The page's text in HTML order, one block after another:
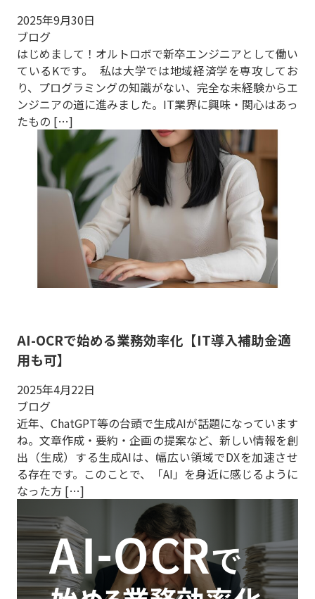
2025年9月30日
ブログ
はじめまして！オルトロボで新卒エンジニアとして働い
ているKです。 私は大学では地域経済学を専攻してお
り、プログラミングの知識がない、完全な未経験からエ
ンジニアの道に進みました。IT業界に興味・関心はあっ
たもの […]
AI-OCRで始める業務効率化【IT導入補助金適
用も可】
2025年4月22日
ブログ
近年、ChatGPT等の台頭で生成AIが話題になっています
ね。文章作成・要約・企画の提案など、新しい情報を創
出（生成）する生成AIは、幅広い領域でDXを加速させ
る存在です。このことで、「AI」を身近に感じるように
なった方 […]